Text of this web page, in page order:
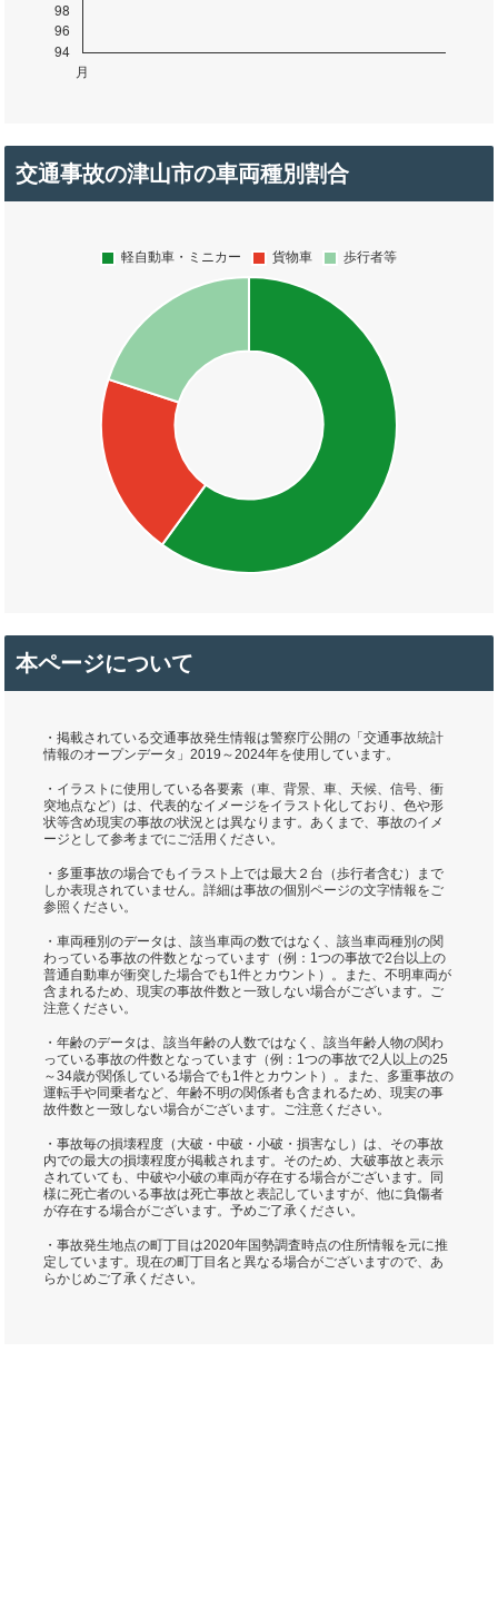
交通事故の津山市の車両種別割合
本ページについて
・掲載されている交通事故発生情報は警察庁公開の「交通事故統計
情報のオープンデータ」2019～2024年を使用しています。
・イラストに使用している各要素（車、背景、車、天候、信号、衝
突地点など）は、代表的なイメージをイラスト化しており、色や形
状等含め現実の事故の状況とは異なります。あくまで、事故のイメ
ージとして参考までにご活用ください。
・多重事故の場合でもイラスト上では最大２台（歩行者含む）まで
しか表現されていません。詳細は事故の個別ページの文字情報をご
参照ください。
・車両種別のデータは、該当車両の数ではなく、該当車両種別の関
わっている事故の件数となっています（例：1つの事故で2台以上の
普通自動車が衝突した場合でも1件とカウント）。また、不明車両が
含まれるため、現実の事故件数と一致しない場合がございます。ご
注意ください。
・年齢のデータは、該当年齢の人数ではなく、該当年齢人物の関わ
っている事故の件数となっています（例：1つの事故で2人以上の25
～34歳が関係している場合でも1件とカウント）。また、多重事故の
運転手や同乗者など、年齢不明の関係者も含まれるため、現実の事
故件数と一致しない場合がございます。ご注意ください。
・事故毎の損壊程度（大破・中破・小破・損害なし）は、その事故
内での最大の損壊程度が掲載されます。そのため、大破事故と表示
されていても、中破や小破の車両が存在する場合がございます。同
様に死亡者のいる事故は死亡事故と表記していますが、他に負傷者
が存在する場合がございます。予めご了承ください。
・事故発生地点の町丁目は2020年国勢調査時点の住所情報を元に推
定しています。現在の町丁目名と異なる場合がございますので、あ
らかじめご了承ください。